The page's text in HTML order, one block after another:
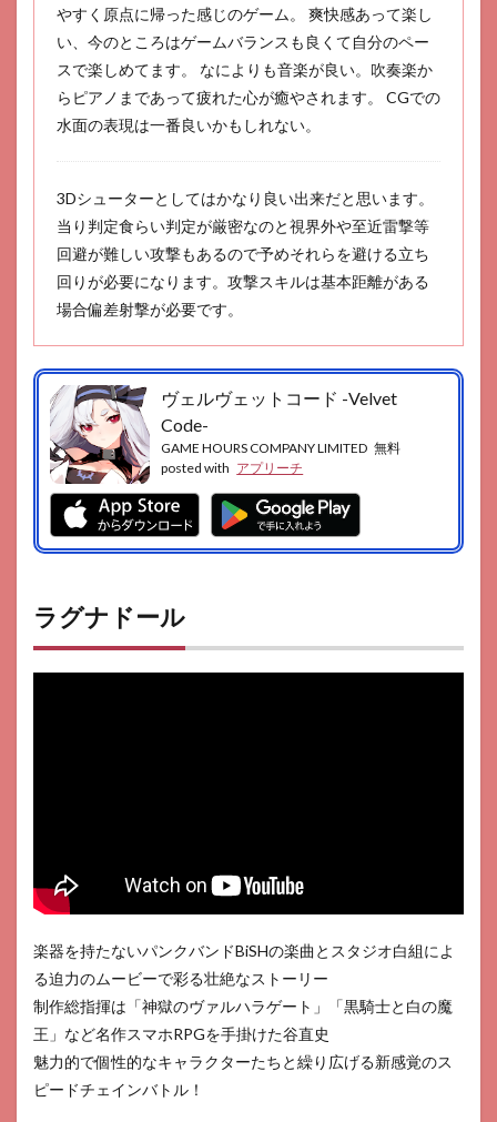
アリ
ア
18
マジ
カミ
スリ
ライ
ツ
やすく原点に帰った感じのゲーム。 爽快感あって楽し
い、今のところはゲームバランスも良くて自分のペー
スで楽しめてます。 なによりも音楽が良い。吹奏楽か
らピアノまであって疲れた心が癒やされます。 CGでの
水面の表現は一番良いかもしれない。
3Dシューターとしてはかなり良い出来だと思います。
当り判定食らい判定が厳密なのと視界外や至近雷撃等
回避が難しい攻撃もあるので予めそれらを避ける立ち
回りが必要になります。攻撃スキルは基本距離がある
場合偏差射撃が必要です。
ヴェルヴェットコード -Velvet
Code-
GAME HOURS COMPANY LIMITED 無料
posted with アプリーチ
ラグナドール
楽器を持たないパンクバンドBiSHの楽曲とスタジオ白組によ
る迫力のムービーで彩る壮絶なストーリー
制作総指揮は「神獄のヴァルハラゲート」「黒騎士と白の魔
王」など名作スマホRPGを手掛けた谷直史
魅力的で個性的なキャラクターたちと繰り広げる新感覚のス
ピードチェインバトル！